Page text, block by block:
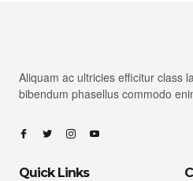
Aliquam ac ultricies efficitur class
bibendum phasellus commodo
Quick Links